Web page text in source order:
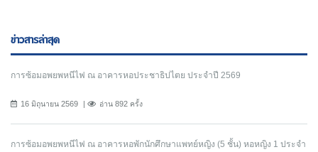
ข่าวสารล่าสุด
การซ้อมอพยพหนีไฟ ณ อาคารหอประชาธิปไตย ประจำปี 2569
16 มิถุนายน 2569 อ่าน 892 ครั้ง
การซ้อมอพยพหนีไฟ ณ อาคารหอพักนักศึกษาแพทย์หญิง (5 ชั้น) หอหญิง 1 ประจำ